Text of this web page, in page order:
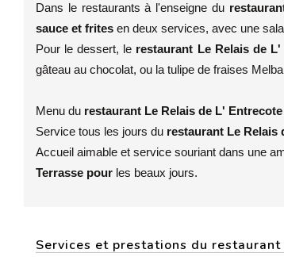
Dans le restaurants à l'enseigne du
sauce et frites en deux services, avec une
Pour le dessert, le restaurant Le Relais de
gâteau au chocolat, ou la tulipe de fraises
Menu du restaurant Le Relais de L'
Service tous les jours du restaurant Le Relais
Accueil aimable et service souriant dans une
Terrasse pour les beaux jours.
Services et prestations du